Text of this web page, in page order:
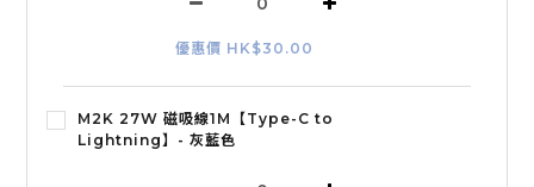
優惠價 HK$30.00
M2K 27W 磁吸線1M【Type-C to
Lightning】- 灰藍色